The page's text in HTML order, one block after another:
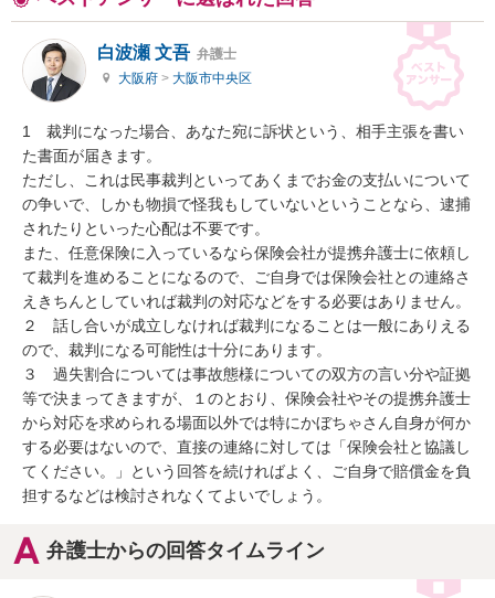
白波瀬 文吾 弁護士
大阪府 > 大阪市中央区
1　裁判になった場合、あなた宛に訴状という、相手主張を書い
た書面が届きます。
ただし、これは民事裁判といってあくまでお金の支払いについて
の争いで、しかも物損で怪我もしていないということなら、逮捕
されたりといった心配は不要です。
また、任意保険に入っているなら保険会社が提携弁護士に依頼し
て裁判を進めることになるので、ご自身では保険会社との連絡さ
えきちんとしていれば裁判の対応などをする必要はありません。
２　話し合いが成立しなければ裁判になることは一般にありえる
ので、裁判になる可能性は十分にあります。
３　過失割合については事故態様についての双方の言い分や証拠
等で決まってきますが、１のとおり、保険会社やその提携弁護士
から対応を求められる場面以外では特にかぼちゃさん自身が何か
する必要はないので、直接の連絡に対しては「保険会社と協議し
てください。」という回答を続ければよく、ご自身で賠償金を負
担するなどは検討されなくてよいでしょう。
弁護士からの回答タイムライン